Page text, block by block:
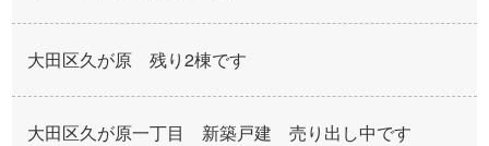
大田区久が原 残り2棟です
大田区久が原一丁目 新築戸建 売り出し中です